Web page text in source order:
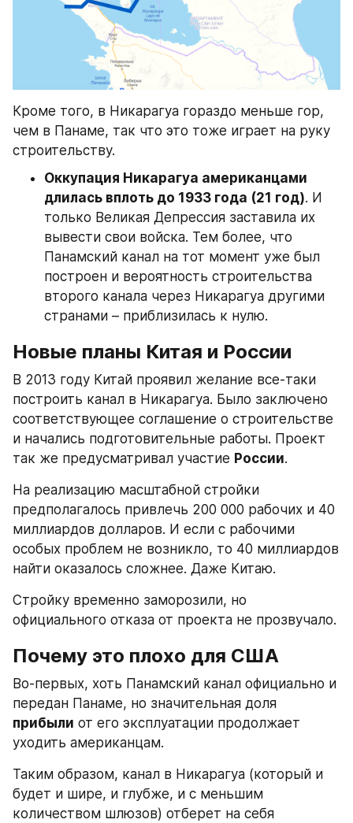
Кроме того, в Никарагуа гораздо меньше гор,
чем в Панаме, так что это тоже играет на руку
строительству.
Оккупация Никарагуа американцами
длилась вплоть до 1933 года (21 год). И
только Великая Депрессия заставила их
вывести свои войска. Тем более, что
Панамский канал на тот момент уже был
построен и вероятность строительства
второго канала через Никарагуа другими
странами – приблизилась к нулю.
Новые планы Китая и России
В 2013 году Китай проявил желание все-таки
построить канал в Никарагуа. Было заключено
соответствующее соглашение о строительстве
и начались подготовительные работы. Проект
так же предусматривал участие России.
На реализацию масштабной стройки
предполагалось привлечь 200 000 рабочих и 40
миллиардов долларов. И если с рабочими
особых проблем не возникло, то 40 миллиардов
найти оказалось сложнее. Даже Китаю.
Стройку временно заморозили, но
официального отказа от проекта не прозвучало.
Почему это плохо для США
Во-первых, хоть Панамский канал официально и
прибыли от его эксплуатации продолжает
уходить американцам.
Таким образом, канал в Никарагуа (который и
будет и шире, и глубже, и с меньшим
количеством шлюзов) отберет на себя